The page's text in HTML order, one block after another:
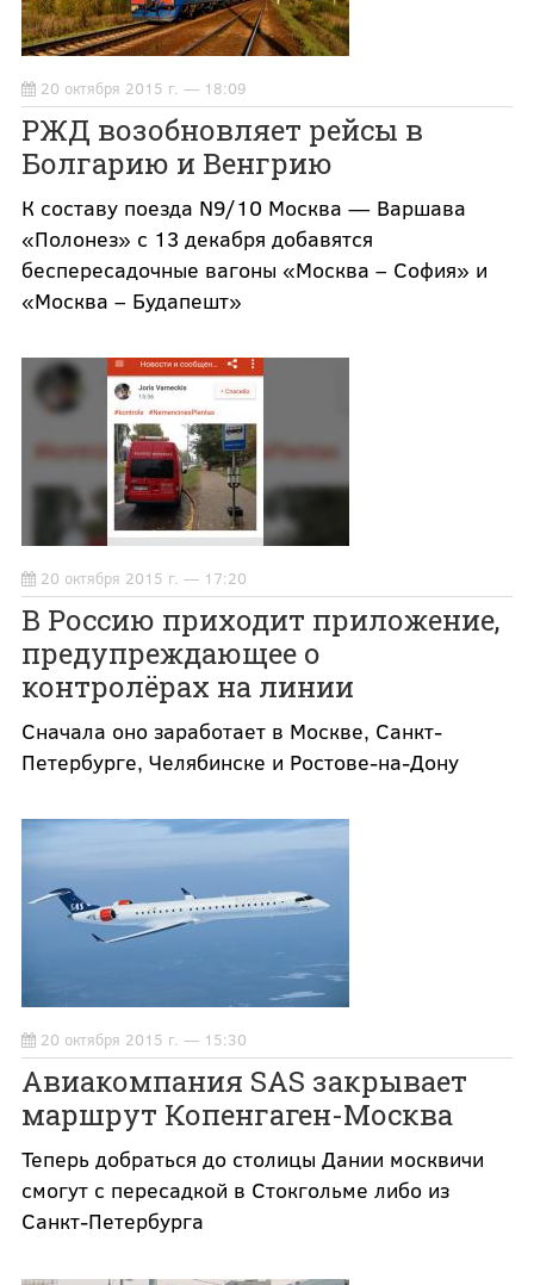
20 октября 2015 г. — 18:09
РЖД возобновляет рейсы в
Болгарию и Венгрию
К составу поезда N9/10 Москва — Варшава
«Полонез» с 13 декабря добавятся
беспересадочные вагоны «Москва – София» и
«Москва – Будапешт»
20 октября 2015 г. — 17:20
В Россию приходит приложение,
предупреждающее о
контролёрах на линии
Сначала оно заработает в Москве, Санкт-
Петербурге, Челябинске и Ростове-на-Дону
20 октября 2015 г. — 15:30
Авиакомпания SAS закрывает
маршрут Копенгаген-Москва
Теперь добраться до столицы Дании москвичи
смогут с пересадкой в Стокгольме либо из
Санкт-Петербурга